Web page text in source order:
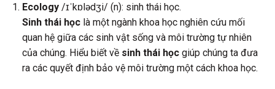
Ecology/ɪˈkɒlədʒi/ (n): sinh thái học.
Sinh thái họclà một ngành khoa học nghiên cứu mối
quan hệ giữa các sinh vật sống và môi trường tự nhiên
của chúng. Hiểu biết về sinh thái họcgiúp chúng ta đưa
ra các quyết định bảo vệ môi trường một cách khoa học.